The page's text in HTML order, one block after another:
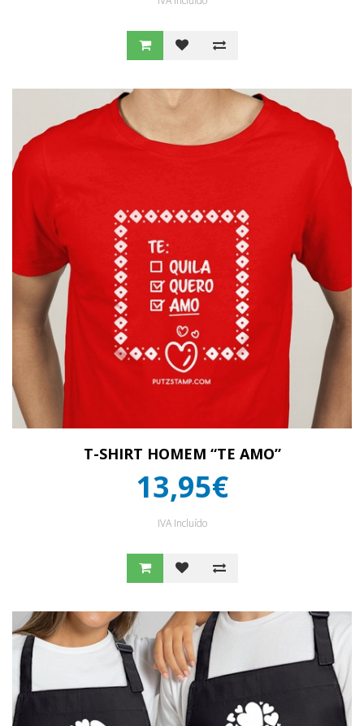
T-SHIRT HOMEM “TE AMO”
13,95€
IVA Incluído